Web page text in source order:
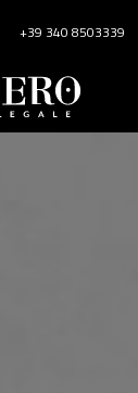
+39 340 8503339